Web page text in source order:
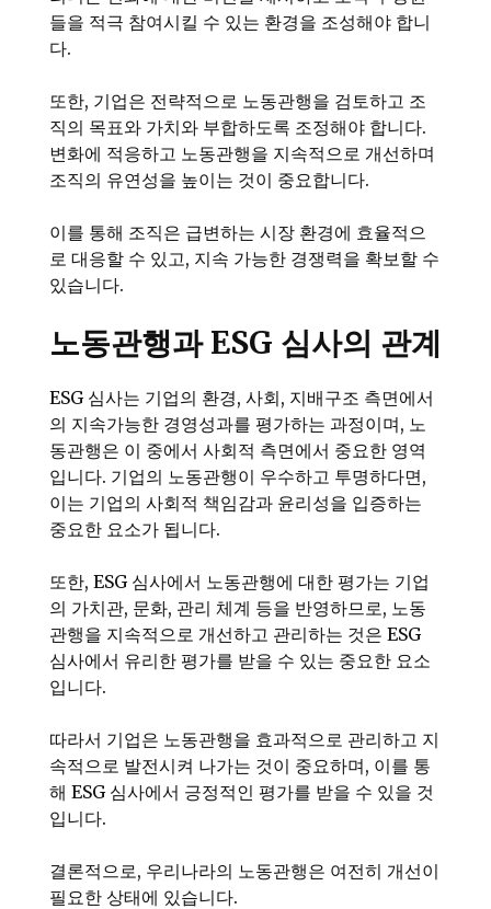
들을 적극 참여시킬 수 있는 환경을 조성해야 합니
다.
또한, 기업은 전략적으로 노동관행을 검토하고 조
직의 목표와 가치와 부합하도록 조정해야 합니다.
변화에 적응하고 노동관행을 지속적으로 개선하며
조직의 유연성을 높이는 것이 중요합니다.
이를 통해 조직은 급변하는 시장 환경에 효율적으
로 대응할 수 있고, 지속 가능한 경쟁력을 확보할 수
있습니다.
노동관행과 ESG 심사의 관계
ESG 심사는 기업의 환경, 사회, 지배구조 측면에서
의 지속가능한 경영성과를 평가하는 과정이며, 노
동관행은 이 중에서 사회적 측면에서 중요한 영역
입니다. 기업의 노동관행이 우수하고 투명하다면,
이는 기업의 사회적 책임감과 윤리성을 입증하는
중요한 요소가 됩니다.
또한, ESG 심사에서 노동관행에 대한 평가는 기업
의 가치관, 문화, 관리 체계 등을 반영하므로, 노동
관행을 지속적으로 개선하고 관리하는 것은 ESG
심사에서 유리한 평가를 받을 수 있는 중요한 요소
입니다.
따라서 기업은 노동관행을 효과적으로 관리하고 지
속적으로 발전시켜 나가는 것이 중요하며, 이를 통
해 ESG 심사에서 긍정적인 평가를 받을 수 있을 것
입니다.
결론적으로, 우리나라의 노동관행은 여전히 개선이
필요한 상태에 있습니다.